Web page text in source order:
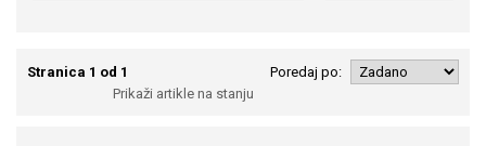
Stranica 1 od 1
Poredaj po:
Prikaži artikle na stanju